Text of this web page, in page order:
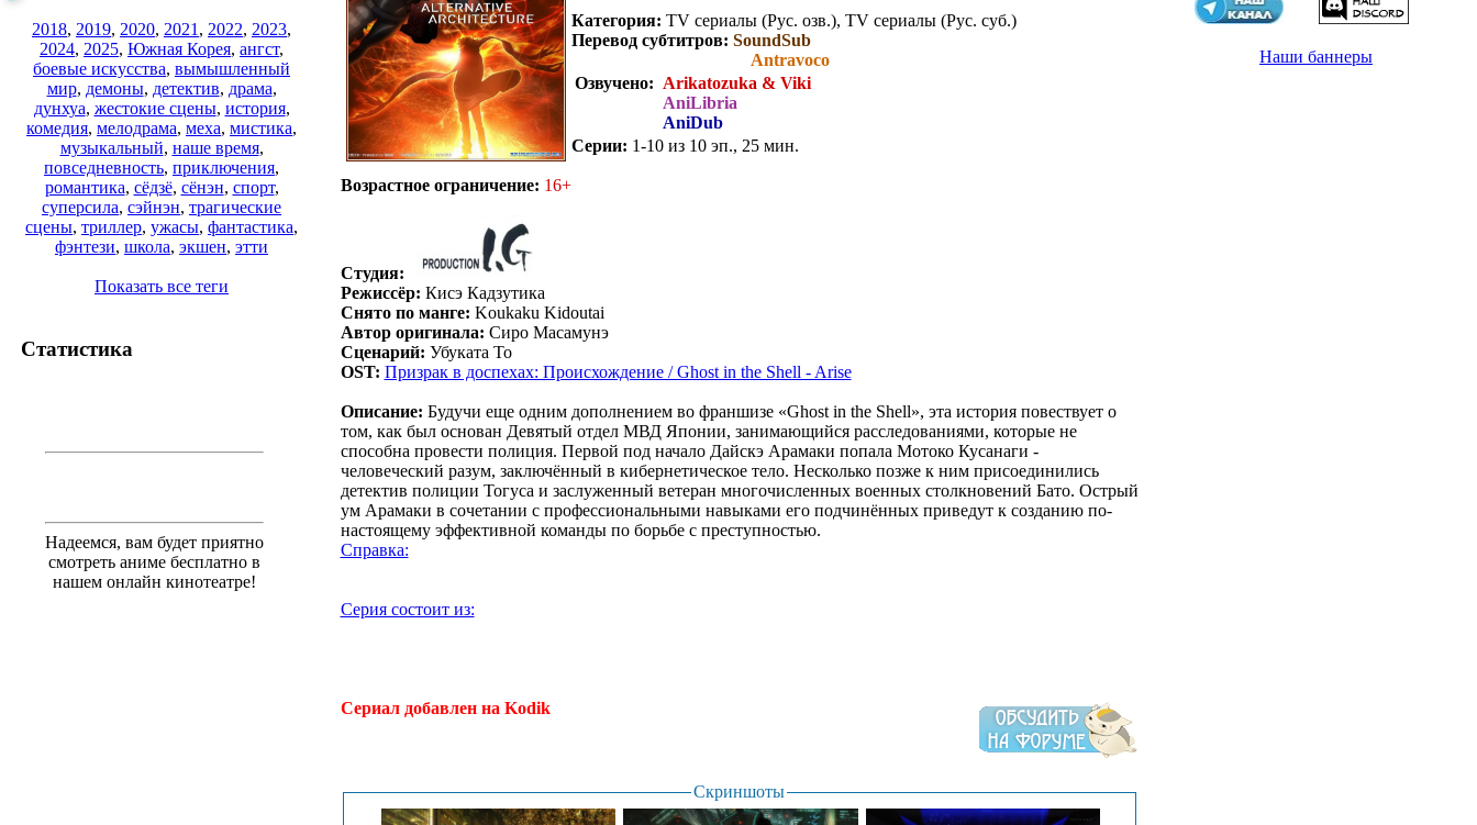
2018, 2019, 2020, 2021 , 2022, 2023,
2024, 2025, Южная Корея, ангст,
боевые искусства, вымышленный
мир, демоны, детектив, драма,
дунхуа, жестокие сцены, история,
комедия, мелодрама, меха, мистика,
музыкальный, наше время,
повседневность, приключения,
романтика, сёдзё, сёнэн, спорт,
суперсила, сэйнэн, трагические
сцены, триллер, ужасы, фантастика,
фэнтези, школа, экшен, этти
Показать все теги
Статистика
Надеемся, вам будет приятно
смотреть аниме бесплатно в
нашем онлайн кинотеатре!
Категория: TV сериалы (Рус. озв.), TV сериалы (Рус. суб.)
Перевод субтитров: SoundSub
Antravoco
Озвучено: Arikatozuka & Viki
AniLibria
AniDub
Серии: 1-10 из 10 эп., 25 мин.
Возрастное ограничение: 16+
Студия:
Режиссёр: Кисэ Кадзутика
Снято по манге: Koukaku Kidoutai
Автор оригинала: Сиро Масамунэ
Сценарий: Убуката То
OST: Призрак в доспехах: Происхождение / Ghost in the Shell - Arise
Описание: Будучи еще одним дополнением во франшизе «Ghost in the Shell», эта история повествует о
том, как был основан Девятый отдел МВД Японии, занимающийся расследованиями, которые не
способна провести полиция. Первой под начало Дайскэ Арамаки попала Мотоко Кусанаги -
человеческий разум, заключённый в кибернетическое тело. Несколько позже к ним присоединились
детектив полиции Тогуса и заслуженный ветеран многочисленных военных столкновений Бато. Острый
ум Арамаки в сочетании с профессиональными навыками его подчинённых приведут к созданию по-
настоящему эффективной команды по борьбе с преступностью.
Справка:
Серия состоит из:
Сериал добавлен на Kodik
Скриншоты
Наши баннеры